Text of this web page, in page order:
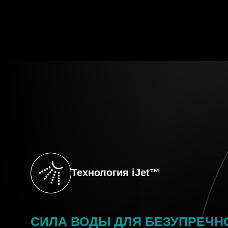
Технология iJet™
СИЛА ВОДЫ ДЛЯ